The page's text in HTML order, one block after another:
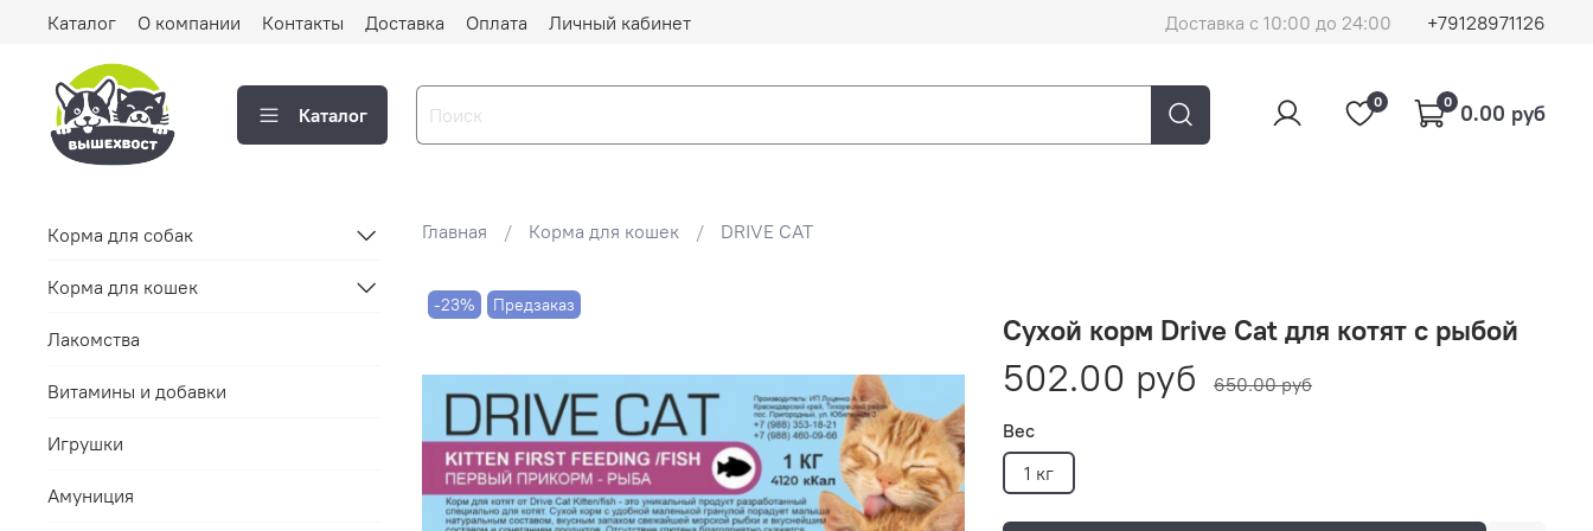
Каталог О компании Контакты Доставка Оплата Личный кабинет Доставка с 10:00 до 24:00 +79128971126
Каталог
0 0 0.00 руб
Главная Корма для кошек DRIVE CAT
-23% Предзаказ
Сухой корм Drive Cat для котят с рыбой
502.00 руб
650.00 руб
Вес
1 кг
Корма для собак
Корма для кошек
Лакомства
Витамины и добавки
Игрушки
Амуниция